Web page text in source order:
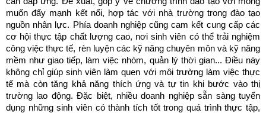
muốn đẩy mạnh kết nối, hợp tác với nhà trường trong đào tạo
nguồn nhân lực. Phía doanh nghiệp cũng cam kết cung cấp các
cơ hội thực tập chất lượng cao, nơi sinh viên có thể trải nghiệm
công việc thực tế, rèn luyện các kỹ năng chuyên môn và kỹ năng
mềm như giao tiếp, làm việc nhóm, quản lý thời gian... Điều này
không chỉ giúp sinh viên làm quen với môi trường làm việc thực
tế mà còn tăng khả năng thích ứng và tự tin khi bước vào thị
trường lao động. Đặc biệt, nhiều doanh nghiệp sẵn sàng tuyển
dụng những sinh viên có thành tích tốt trong quá trình thực tập,